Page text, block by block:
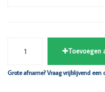
Toevoegen
Grote afname? Vraag vrijblijvend een